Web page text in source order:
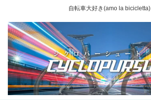
自転車大好き(amo la bicicletta)